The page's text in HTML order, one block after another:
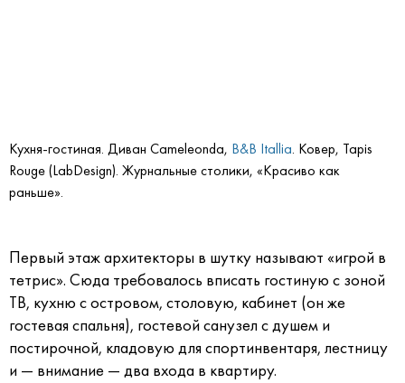
Кухня-гостиная. Диван Cameleonda, B&B Itallia. Ковер, Tapis
Rouge (LabDesign). Журнальные столики, «Красиво как
раньше».
Первый этаж архитекторы в шутку называют «игрой в
тетрис». Сюда требовалось вписать гостиную с зоной
ТВ, кухню с островом, столовую, кабинет (он же
гостевая спальня), гостевой санузел с душем и
постирочной, кладовую для спортинвентаря, лестницу
и — внимание — два входа в квартиру.